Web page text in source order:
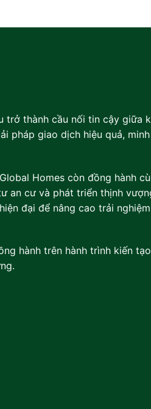
thành cầu nối tin cậy giữa
pháp giao dịch hiệu quả,
Homes còn đồng hành
an cư và phát triển thịnh
đại để nâng cao trải
hành trên hành trình kiến